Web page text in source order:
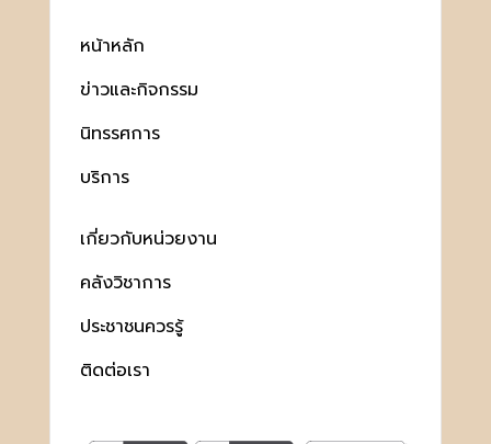
หน้าหลัก
ข่าวและกิจกรรม
นิทรรศการ
บริการ
เกี่ยวกับหน่วยงาน
คลังวิชาการ
ประชาชนควรรู้
ติดต่อเรา